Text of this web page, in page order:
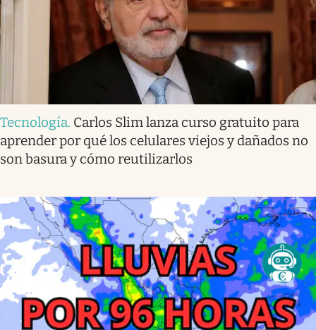
Tecnología. Carlos Slim lanza curso gratuito para
aprender por qué los celulares viejos y dañados no
son basura y cómo reutilizarlos